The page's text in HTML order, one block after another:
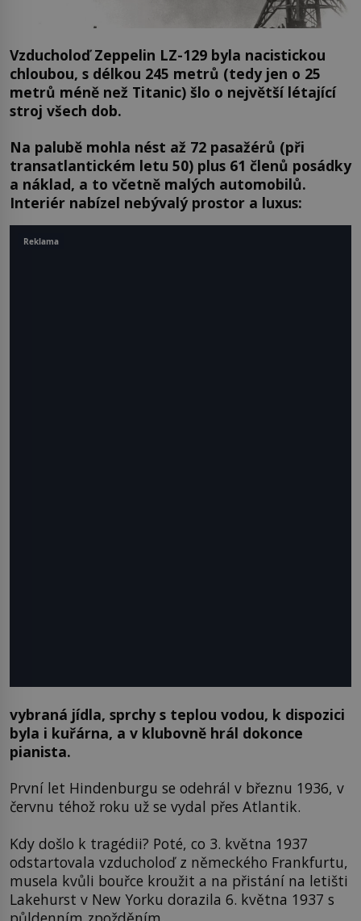
Vzducholoď Zeppelin LZ-129 byla nacistickou
chloubou, s délkou 245 metrů (tedy jen o 25
metrů méně než Titanic) šlo o největší létající
stroj všech dob.
Na palubě mohla nést až 72 pasažérů (při
transatlantickém letu 50) plus 61 členů posádky
a náklad, a to včetně malých automobilů.
Interiér nabízel nebývalý prostor a luxus:
vybraná jídla, sprchy s teplou vodou, k dispozici
byla i kuřárna, a v klubovně hrál dokonce
pianista.
První let Hindenburgu se odehrál v březnu 1936, v
červnu téhož roku už se vydal přes Atlantik.
Kdy došlo k tragédii? Poté, co 3. května 1937
odstartovala vzducholoď z německého Frankfurtu,
musela kvůli bouřce kroužit a na přistání na letišti
Lakehurst v New Yorku dorazila 6. května 1937 s
Reklama